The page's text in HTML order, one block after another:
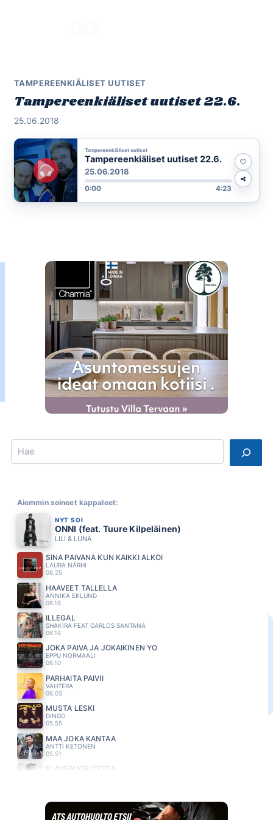
TAMPEREENKIÄLISET UUTISET
Tampereenkiäliset uutiset 22.6.
25.06.2018
Tampereenkiäliset uutiset
Tampereenkiäliset uutiset 22.6.
25.06.2018
0:00 4:23
Search
Aiemmin soineet kappaleet:
NYT SOI
ONNI (feat. Tuure Kilpeläinen)
LILI & LUNA
SINÄ PÄIVÄNÄ KUN KAIKKI ALKOI
LAURA NÄRHI
06.25
HAAVEET TALLELLA
ANNIKA EKLUND
06.18
ILLEGAL
SHAKIRA FEAT CARLOS SANTANA
06.14
JOKA PÄIVÄ JA JOKAIKINEN YÖ
EPPU NORMAALI
06.10
PARHAITA PÄIVII
VAHTERA
06.03
MUSTA LESKI
DINGO
05.55
MAA JOKA KANTAA
ANTTI KETONEN
05.51
ELÄVIEN KIRJOISSA
MAMBA
05.44